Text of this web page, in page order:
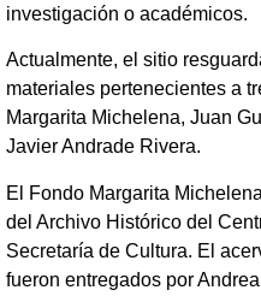
investigación o académicos.
Actualmente, el sitio
materiales pertenecientes a
Margarita Michelena, Juan
Javier Andrade Rivera.
El Fondo Margarita
del Archivo Histórico del
Secretaría de Cultura. El
fueron entregados por